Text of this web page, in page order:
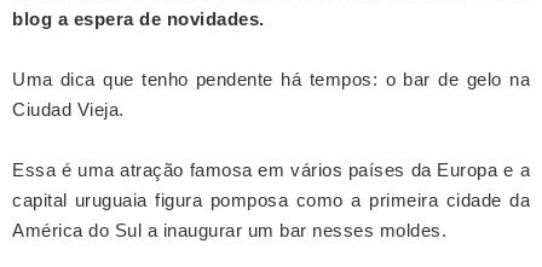
blog a espera de novidades.
Uma dica que tenho pendente há tempos: o bar de gelo na
Ciudad Vieja.
Essa é uma atração famosa em vários países da Europa e a
capital uruguaia figura pomposa como a primeira cidade da
América do Sul a inaugurar um bar nesses moldes.